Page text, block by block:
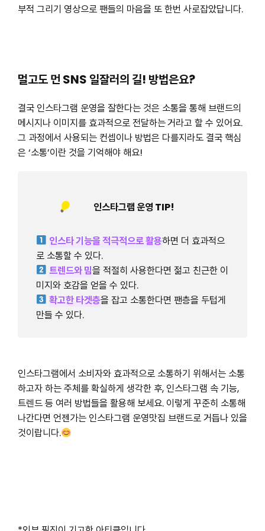
부적 그리기 영상으로 팬들의 마음을 또 한번 사로잡았답니다.
멀고도 먼 SNS 일잘러의 길! 방법은요?
결국 인스타그램 운영을 잘한다는 것은 소통을 통해 브랜드의
메시지나 이미지를 효과적으로 전달하는거라고 할 수 있어요.
그 과정에서 사용되는 컨셉이나 방법은 다를지라도 결국 핵심
은 ‘소통’이란 것을 기억해야 해요!
인스타그램 운영 TIP!
인스타 기능을 적극적으로 활용하면 더 효과적으
로 소통할 수 있다.
트렌드와 밈을 적절히 사용한다면 젊고 친근한 이
미지와 호감을 얻을 수 있다.
확고한 타겟층을 잡고 소통한다면 팬층을 두텁게
만들 수 있다.
인스타그램에서 소비자와 효과적으로 소통하기 위해서는 소통
하고자 하는 주체를 확실하게 생각한 후, 인스타그램 속 기능,
트렌드 등 여러 방법들을 활용해 보세요. 이렇게 꾸준히 소통해
나간다면 언젠가는 인스타그램 운영맛집 브랜드로 거듭나 있을
것이랍니다.